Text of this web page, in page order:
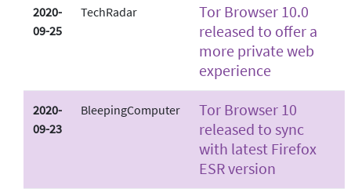
2020-
09-25
TechRadar
Tor Browser 10.0
released to offer a
more private web
experience
2020-
09-23
BleepingComputer
Tor Browser 10
released to sync
with latest Firefox
ESR version